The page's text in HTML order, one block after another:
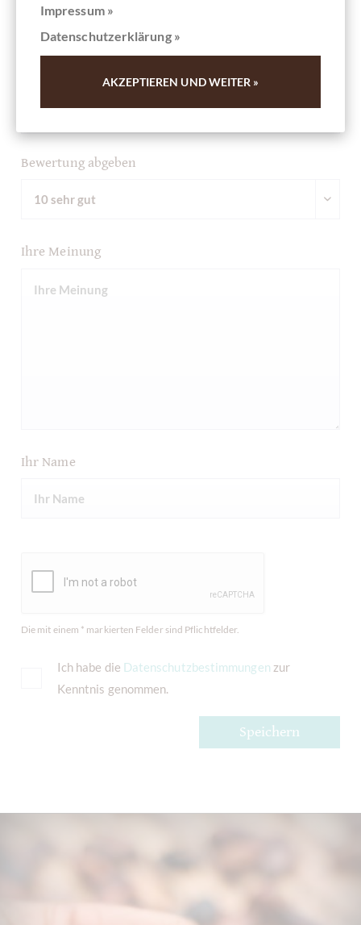
Ihre Meinung
Zusammenfassung
Bewertung abgeben
Ihre Meinung
Ihr Name
Die mit einem * markierten Felder sind Pflichtfelder.
Ich habe die Datenschutzbestimmungen zur
Kenntnis genommen.
Speichern
Impressum »
Datenschutzerklärung »
AKZEPTIEREN UND WEITER »